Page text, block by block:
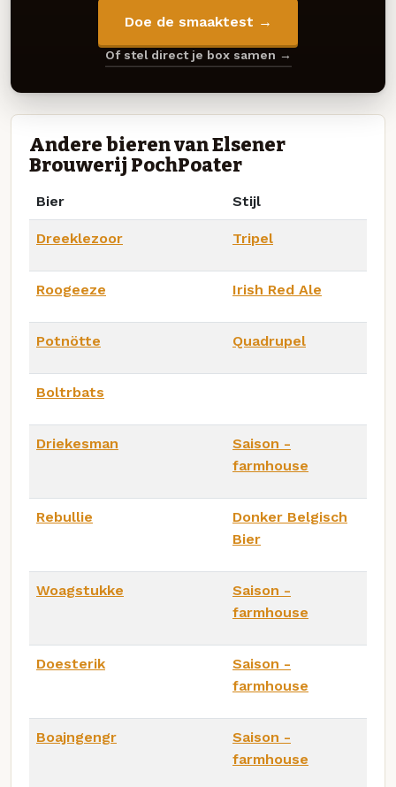
Doe de smaaktest →
Of stel direct je box samen →
Andere bieren van Elsener
Brouwerij PochPoater
Bier Stijl
Dreeklezoor Tripel
Roogeeze Irish Red Ale
Potnötte Quadrupel
Boltrbats
Driekesman
Saison -
farmhouse
Rebullie
Donker Belgisch
Bier
Woagstukke
Saison -
farmhouse
Doesterik
Saison -
farmhouse
Boajngengr
Saison -
farmhouse